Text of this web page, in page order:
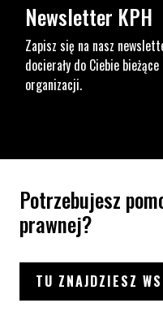
Newsletter KPH
Zapisz się na nasz
docierały do Ciebie
organizacji.
Potrzebujesz
prawnej?
TU ZNAJDZIESZ